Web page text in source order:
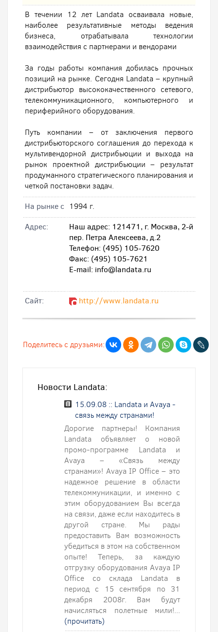
В течении 12 лет Landata осваивала новые,
наиболее результативные методы ведения
бизнеса, отрабатывала технологии
взаимодействия с партнерами и вендорами
За годы работы компания добилась прочных
позиций на рынке. Сегодня Landata – крупный
дистрибьютор высококачественного сетевого,
телекоммуникационного, компьютерного и
периферийного оборудования.
Путь компании – от заключения первого
дистрибьюторского соглашения до перехода к
мультивендорной дистрибьюции и выхода на
рынок проектной дистрибьюции – результат
продуманного стратегического планирования и
четкой постановки задач.
На рынке с 1994 г.
Адрес:
Наш адрес: 121471, г. Москва, 2-й
пер. Петра Алексеева, д.2
Телефон: (495) 105-7620
Факс: (495) 105-7621
E-mail: info@landata.ru
Cайт: http://www.landata.ru
Поделитесь с друзьями:
Новости Landata:
15.09.08 :: Landata и Avaya -
связь между странами!
Дорогие партнеры! Компания
Landata объявляет о новой
промо-программе Landata и
Avaya – «Связь между
странами»! Avaya IP Office – это
надежное решение в области
телекоммуникации, и именно с
этим оборудованием Вы всегда
на связи, даже если находитесь в
другой стране. Мы рады
предоставить Вам возможность
убедиться в этом на собственном
опыте! Теперь, за каждую
отгрузку оборудования Avaya IP
Office со склада Landata в
период с 15 сентября по 31
декабря 2008г. Вам будут
начисляться полетные мили!...
(прочитать)